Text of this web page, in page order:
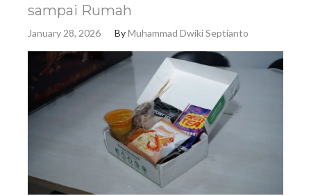
sampai Rumah
January 28, 2026 ByMuhammad Dwiki Septianto